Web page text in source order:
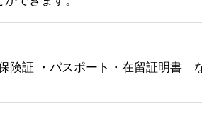
険証 ・パスポート・在留証明書